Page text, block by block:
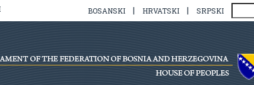
BOSANSKI | HRVATSKI | SRPSKI